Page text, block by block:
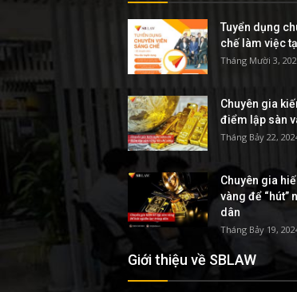
Tuyển dụng
chế làm việc
Tháng Mười 3,
Chuyên gia
điểm lập sàn
Tháng Bảy 22,
Chuyên gia
vàng để “hút”
dân
Tháng Bảy 19,
Giới thiệu về SBLAW